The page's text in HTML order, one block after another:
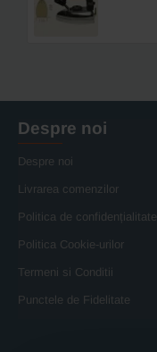
Despre noi
Despre noi
Livrarea comenzilor
Politica de confidențialitate
Politica Cookie-urilor
Termeni si Conditii
Punctele de Fidelitate